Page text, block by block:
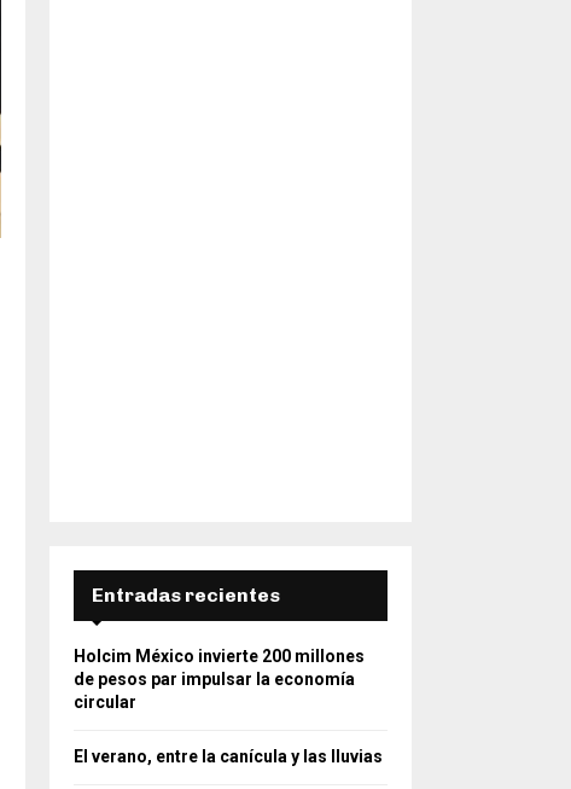
Entradas recientes
Holcim México invierte 200 millones
de pesos par impulsar la economía
circular
El verano, entre la canícula y las lluvias